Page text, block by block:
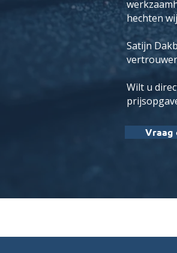
hechten
Satijn
Wilt u
Vraag